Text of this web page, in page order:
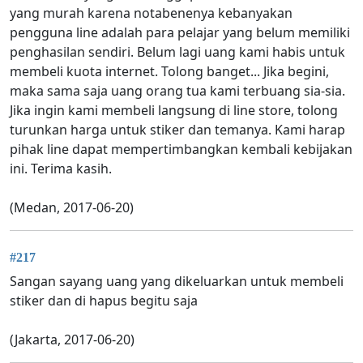
yang murah karena notabenenya kebanyakan
pengguna line adalah para pelajar yang belum memiliki
penghasilan sendiri. Belum lagi uang kami habis untuk
membeli kuota internet. Tolong banget... Jika begini,
maka sama saja uang orang tua kami terbuang sia-sia.
Jika ingin kami membeli langsung di line store, tolong
turunkan harga untuk stiker dan temanya. Kami harap
pihak line dapat mempertimbangkan kembali kebijakan
ini. Terima kasih.
(Medan, 2017-06-20)
#217
Sangan sayang uang yang dikeluarkan untuk membeli
stiker dan di hapus begitu saja
(Jakarta, 2017-06-20)